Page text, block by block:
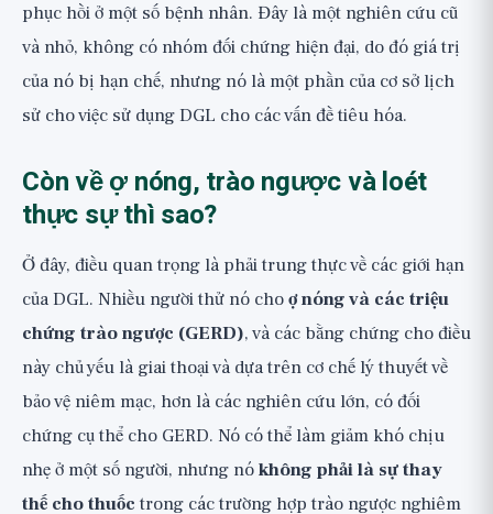
phục hồi ở một số bệnh nhân. Đây là một nghiên cứu cũ
và nhỏ, không có nhóm đối chứng hiện đại, do đó giá trị
của nó bị hạn chế, nhưng nó là một phần của cơ sở lịch
sử cho việc sử dụng DGL cho các vấn đề tiêu hóa.
Còn về ợ nóng, trào ngược và loét
thực sự thì sao?
Ở đây, điều quan trọng là phải trung thực về các giới hạn
của DGL. Nhiều người thử nó choợ nóng và các triệu
chứng trào ngược (GERD), và các bằng chứng cho điều
này chủ yếu là giai thoại và dựa trên cơ chế lý thuyết về
bảo vệ niêm mạc, hơn là các nghiên cứu lớn, có đối
chứng cụ thể cho GERD. Nó có thể làm giảm khó chịu
nhẹ ở một số người, nhưng nókhông phải là sự thay
thế cho thuốctrong các trường hợp trào ngược nghiêm